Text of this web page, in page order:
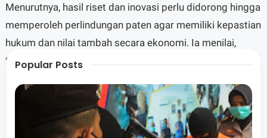
Menurutnya, hasil riset dan inovasi perlu didorong hingga
memperoleh perlindungan paten agar memiliki kepastian
hukum dan nilai tambah secara ekonomi. Ia menilai,
tanpa perlindungan tersebut, banyak inovasi berpotensi
komersialisasi.
Popular Posts